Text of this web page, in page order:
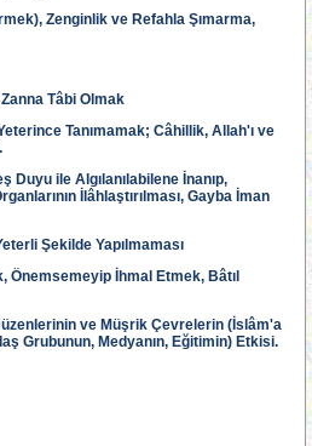
Zenginlik ve Refahla Şımarma,
Tâbi Olmak
Tanımamak; Câhillik, Allah'ı ve
Duyu ile Algılanılabilene İnanıp,
İlâhlaştırılması, Gayba İman
Şekilde Yapılmaması
Önemsemeyip İhmal Etmek, Bâtıl
ve Müşrik Çevrelerin (İslâm'a
Grubunun, Medyanın, Eğitimin) Etkisi.